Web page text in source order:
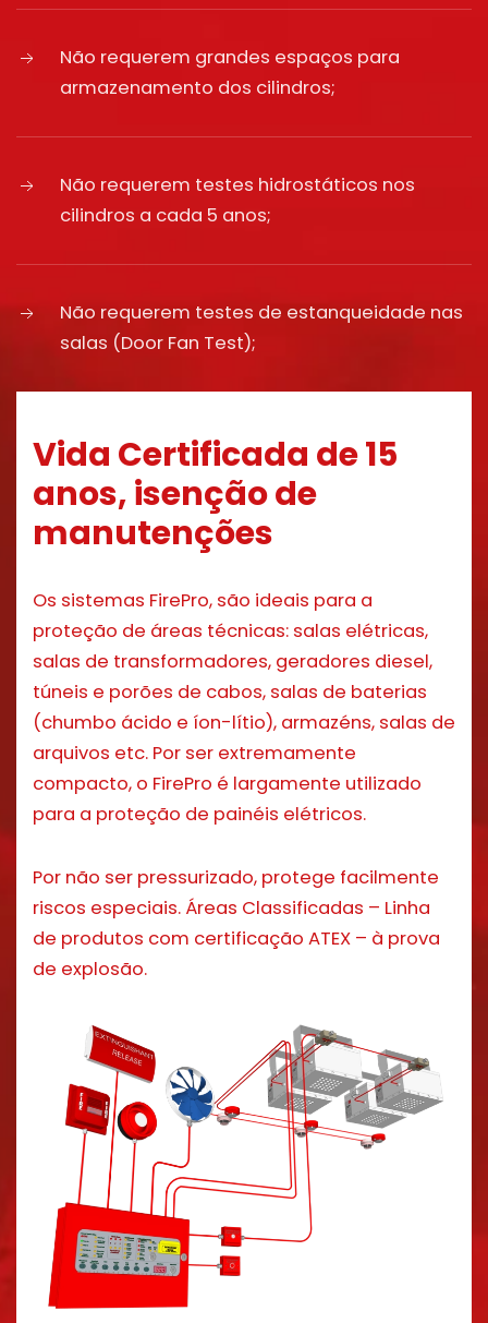
Não requerem grandes espaços para
armazenamento dos cilindros;
Não requerem testes hidrostáticos nos
cilindros a cada 5 anos;
Não requerem testes de estanqueidade nas
salas (Door Fan Test);
Vida Certificada de 15
anos, isenção de
manutenções
Os sistemas FirePro, são ideais para a
proteção de áreas técnicas: salas elétricas,
salas de transformadores, geradores diesel,
túneis e porões de cabos, salas de baterias
(chumbo ácido e íon-lítio), armazéns, salas de
arquivos etc. Por ser extremamente
compacto, o FirePro é largamente utilizado
para a proteção de painéis elétricos.
Por não ser pressurizado, protege facilmente
riscos especiais. Áreas Classificadas – Linha
de produtos com certificação ATEX – à prova
de explosão.